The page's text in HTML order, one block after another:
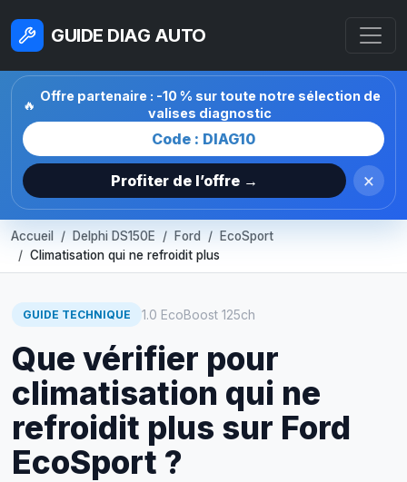
GUIDE DIAG AUTO
🔥
Offre partenaire : -10 % sur toute notre sélection de
valises diagnostic
Code : DIAG10
Profiter de l’offre → ×
Accueil Delphi DS150E Ford
EcoSport
Climatisation qui ne refroidit plus
GUIDE TECHNIQUE 1.0 EcoBoost 125ch
Que vérifier pour
climatisation qui ne
refroidit plus sur Ford
EcoSport ?